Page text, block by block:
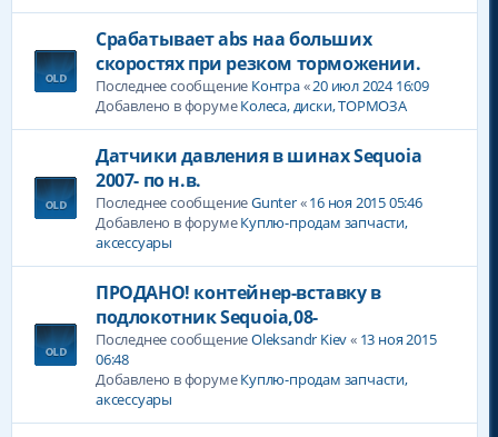
Срабатывает abs наа больших
скоростях при резком торможении.
Последнее сообщение Контра«20 июл 2024 16:09
Добавлено в форумеКолеса, диски, ТОРМОЗА
Датчики давления в шинах Sequoia
2007- по н.в.
Последнее сообщениеGunter«16 ноя 2015 05:46
Добавлено в форумеКуплю-продам запчасти,
аксессуары
ПРОДАНО! контейнер-вставку в
подлокотник Sequoia,08-
Последнее сообщениеOleksandr Kiev« 13 ноя 2015
06:48
Добавлено в форумеКуплю-продам запчасти,
аксессуары